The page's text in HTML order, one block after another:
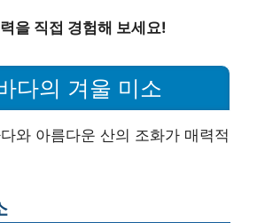
을 직접 경험해 보세요!
다의 겨울 미소
와 아름다운 산의 조화가 매력적